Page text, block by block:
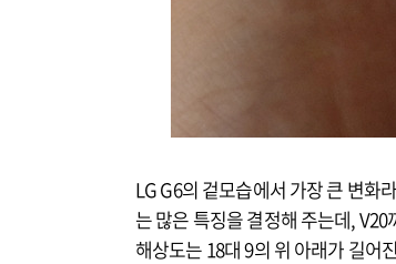
LG G6의 겉모습에서 가장 큰 변화
는 많은 특징을 결정해 주는데,
해상도는 18대 9의 위 아래가 길어